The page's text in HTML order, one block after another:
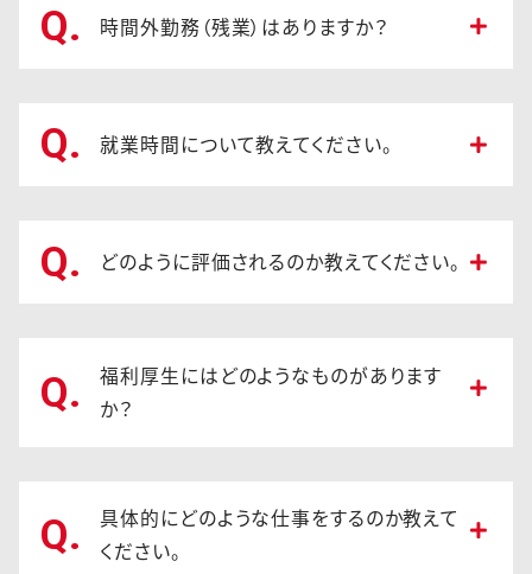
Q. 時間外勤務（残業）はありますか？
Q. 就業時間について教えてください。
Q. どのように評価されるのか教えてください。
Q.
福利厚生にはどのようなものがあります
か？
Q.
具体的にどのような仕事をするのか教えて
ください。